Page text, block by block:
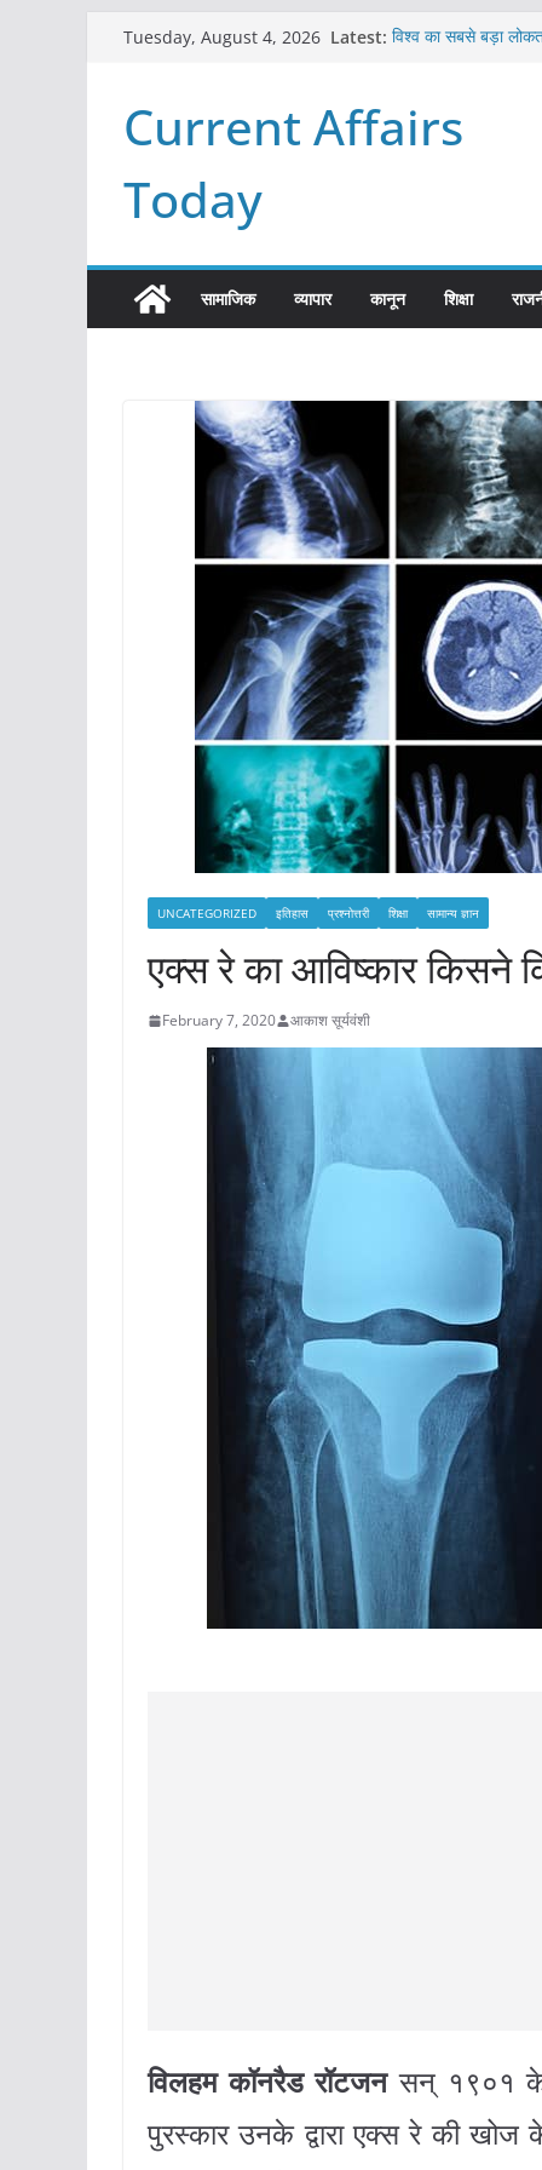
Tuesday, August 4, 2026 Latest: विश्व का सबसे बड़ा
आखिर क्यों हमेशा पीले
विश्व में कितने प्रकार के
Current Affairs
Today
सामाजिक व्यापार कानून शिक्षा
UNCATEGORIZED इतिहास प्रश्नोत्तरी शिक्षा सामान्य ज्ञान
एक्स रे का आविष्कार किसने
February 7, 2020 आकाश सूर्यवंशी
विलहम कॉनरैड रॉटजनसन् १९०१ के
पुरस्कार उनके द्वारा एक्स रे की